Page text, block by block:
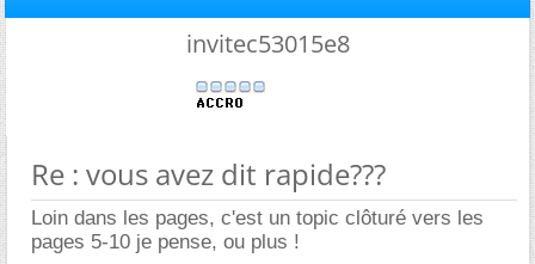
invitec53015e8
Re : vous avez dit rapide???
Loin dans les pages, c'est un topic clôturé vers les
pages 5-10 je pense, ou plus !